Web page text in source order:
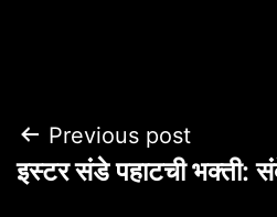
Post
navigation
Previous post
इस्टर संडे पहाटची भक्ती: